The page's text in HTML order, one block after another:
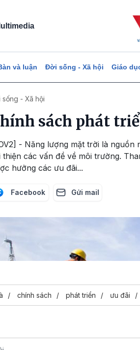
và luận Đời sống - Xã hội Giáo
sống - Xã hội
sách phát
- Năng lượng mặt trời là
thiện các vấn đề về môi trường.
hưởng các ưu đãi...
Facebook Gửi mail
chính sách phát triển ưu đãi